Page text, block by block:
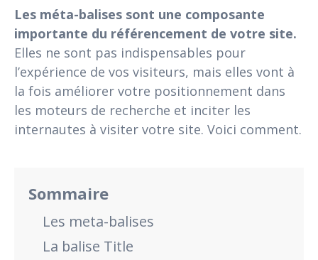
Les méta-balises sont une composante
importante du référencement de votre site.
Elles ne sont pas indispensables pour
l’expérience de vos visiteurs, mais elles vont à
la fois améliorer votre positionnement dans
les moteurs de recherche et inciter les
internautes à visiter votre site. Voici comment.
Sommaire
Les meta-balises
La balise Title